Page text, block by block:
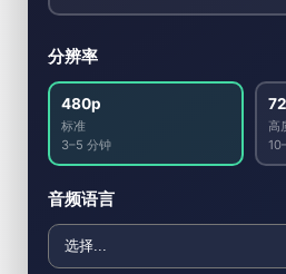
分辨率
480p
标准
3–5 分钟
高
音频语言